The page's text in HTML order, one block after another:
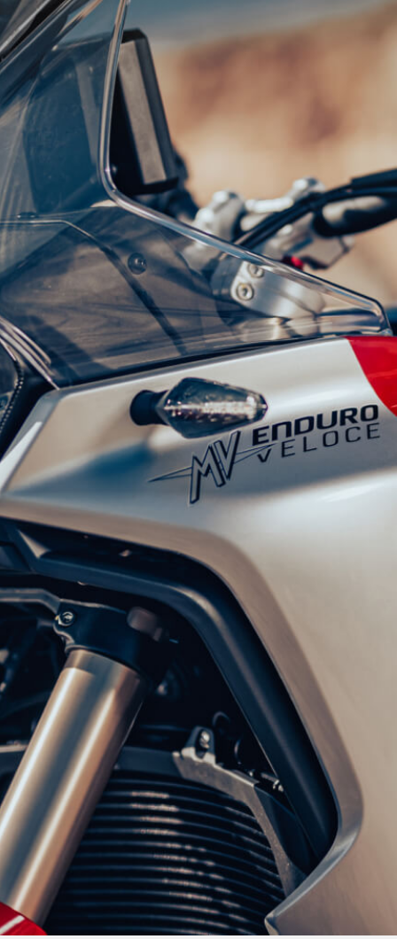
TITANIO
ABOUT
RUSH
SUPERVELOCE ARSHAM
Follow Us
INSTAGRAM
FACEBOOK
YOUTUBE
View now →